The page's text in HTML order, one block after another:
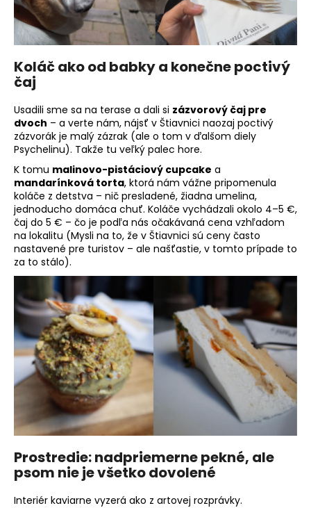
Koláč ako od babky a konečne poctivý
čaj
Usadili sme sa na terase a dali si zázvorový čaj pre
dvoch – a verte nám, nájsť v Štiavnici naozaj poctivý
zázvorák je malý zázrak (ale o tom v ďalšom diely
Psychelinu). Takže tu veľký palec hore.
K tomu malinovo-pistáciový cupcake a
mandarínková torta, ktorá nám vážne pripomenula
koláče z detstva – nič presladené, žiadna umelina,
jednoducho domáca chuť. Koláče vychádzali okolo 4–5 €,
čaj do 5 € – čo je podľa nás očakávaná cena vzhľadom
na lokalitu (Mysli na to, že v Štiavnici sú ceny často
nastavené pre turistov – ale našťastie, v tomto prípade to
za to stálo).
Prostredie: nadpriemerne pekné, ale
psom nie je všetko dovolené
Interiér kaviarne vyzerá ako z artovej rozprávky.